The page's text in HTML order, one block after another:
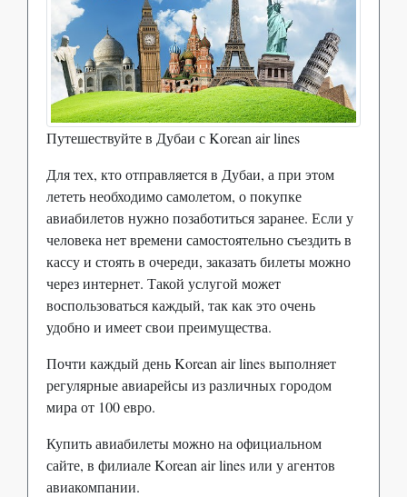
Путешествуйте в Дубаи с Korean air lines
Для тех, кто отправляется в Дубаи, а при этом
лететь необходимо самолетом, о покупке
авиабилетов нужно позаботиться заранее. Если у
человека нет времени самостоятельно съездить в
кассу и стоять в очереди, заказать билеты можно
через интернет. Такой услугой может
воспользоваться каждый, так как это очень
удобно и имеет свои преимущества.
Почти каждый день Korean air lines выполняет
регулярные авиарейсы из различных городом
мира от 100 евро.
Купить авиабилеты можно на официальном
сайте, в филиале Korean air lines или у агентов
авиакомпании.